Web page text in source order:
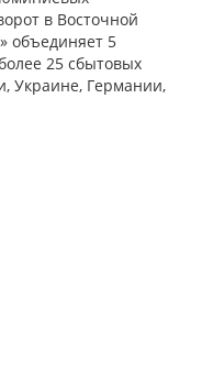
в Восточной
объединяет 5
25 сбытовых
Украине, Германии,